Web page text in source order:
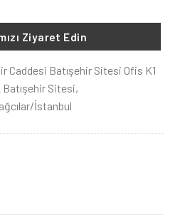
Ziyaret Edin
Caddesi Batışehir Sitesi Ofis K1
Sitesi,
İstanbul